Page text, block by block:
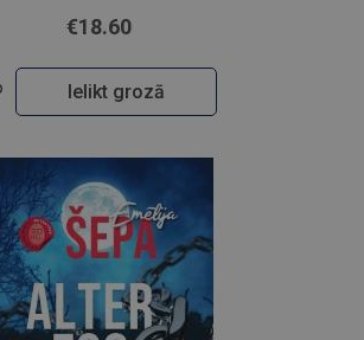
€18.60
Ielikt grozā